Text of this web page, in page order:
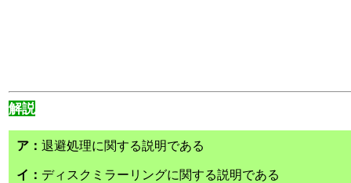
解説
ア： 退避処理に関する説明である
イ： ディスクミラーリングに関する説明である